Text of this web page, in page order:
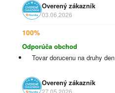
Overený zákazník
03.06.2026
100%
Odporúča obchod
Tovar dorucenu na druhy den
Overený zákazník
27.05.2026